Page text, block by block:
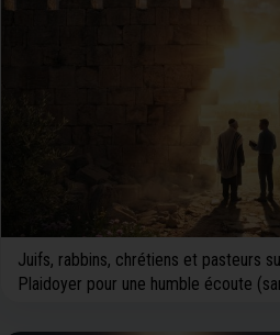
Juifs, rabbins, chrétiens et pasteurs
Plaidoyer pour une humble écoute